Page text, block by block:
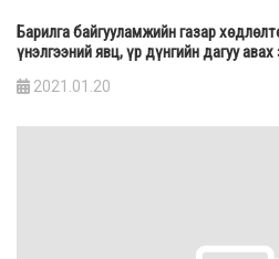
Барилга байгууламжийн газар
үнэлгээний явц, үр дүнгийн дагуу
2021.01.20